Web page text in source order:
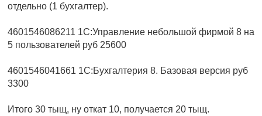
отдельно (1 бухгалтер).
4601546086211 1С:Управление небольшой фирмой 8 на
5 пользователей руб 25600
4601546041661 1С:Бухгалтерия 8. Базовая версия руб
3300
Итого 30 тыщ, ну откат 10, получается 20 тыщ.